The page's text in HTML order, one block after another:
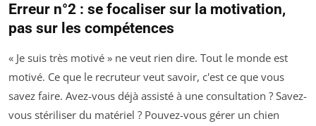
Erreur n°2 : se focaliser sur la motivation,
pas sur les compétences
« Je suis très motivé » ne veut rien dire. Tout le monde est
motivé. Ce que le recruteur veut savoir, c'est ce que vous
savez faire. Avez-vous déjà assisté à une consultation ? Savez-
vous stériliser du matériel ? Pouvez-vous gérer un chien